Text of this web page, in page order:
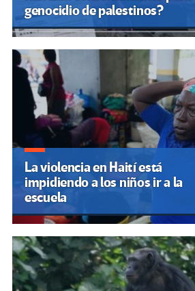
genocidio de palestinos?
La violencia en Haití está
impidiendo a los niños ir a la
escuela